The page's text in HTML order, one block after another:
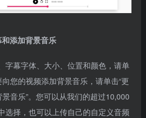
添加背景音乐
字幕字体、大小、位置和颜色，请单
向您的视频添加背景音乐，请单击“更
景音乐”。您可以从我们的超过10,000
选择，也可以上传自己的自定义音频